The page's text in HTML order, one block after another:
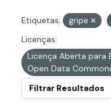
Etiquetas: gripe
Licenças:
Licença Aberta para
Open Data
Filtrar Resultados